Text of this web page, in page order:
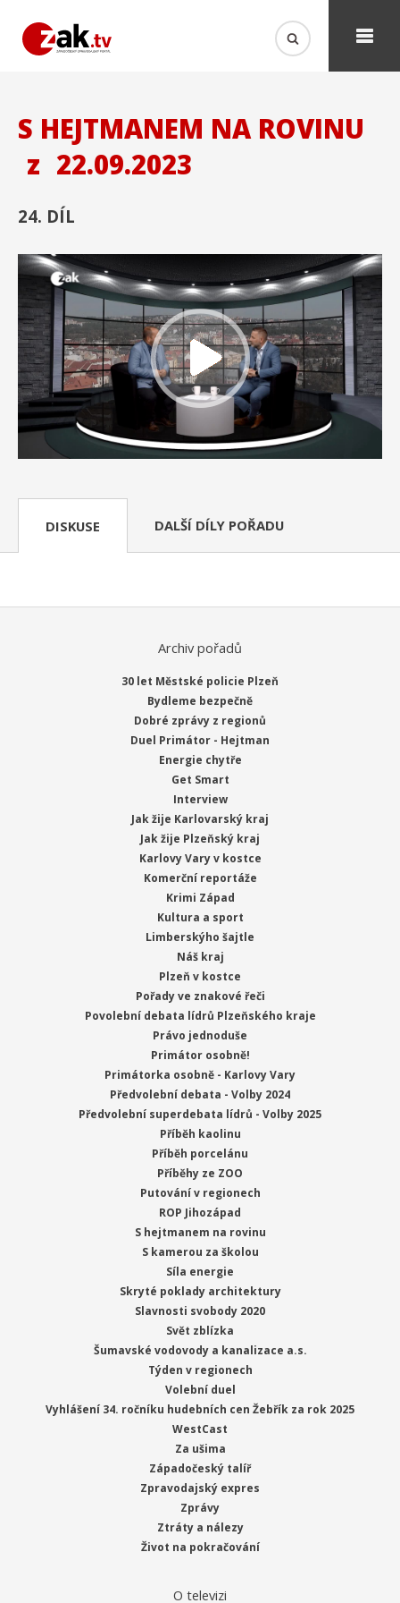
S HEJTMANEM NA ROVINU
z 22.09.2023
24. DÍL
DISKUSE DALŠÍ DÍLY POŘADU
Archiv pořadů
30 let Městské policie Plzeň
Bydleme bezpečně
Dobré zprávy z regionů
Duel Primátor - Hejtman
Energie chytře
Get Smart
Interview
Jak žije Karlovarský kraj
Jak žije Plzeňský kraj
Karlovy Vary v kostce
Komerční reportáže
Krimi Západ
Kultura a sport
Limberskýho šajtle
Náš kraj
Plzeň v kostce
Pořady ve znakové řeči
Povolební debata lídrů Plzeňského kraje
Právo jednoduše
Primátor osobně!
Primátorka osobně - Karlovy Vary
Předvolební debata - Volby 2024
Předvolební superdebata lídrů - Volby 2025
Příběh kaolinu
Příběh porcelánu
Příběhy ze ZOO
Putování v regionech
ROP Jihozápad
S hejtmanem na rovinu
S kamerou za školou
Síla energie
Skryté poklady architektury
Slavnosti svobody 2020
Svět zblízka
Šumavské vodovody a kanalizace a.s.
Týden v regionech
Volební duel
Vyhlášení 34. ročníku hudebních cen Žebřík za rok 2025
WestCast
Za ušima
Západočeský talíř
Zpravodajský expres
Zprávy
Ztráty a nálezy
Život na pokračování
O televizi